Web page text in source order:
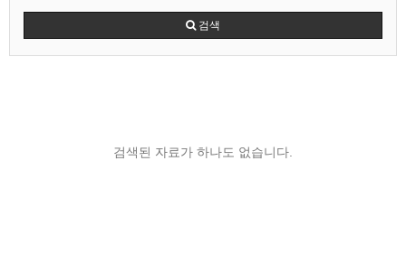
검색
검색된 자료가 하나도 없습니다.